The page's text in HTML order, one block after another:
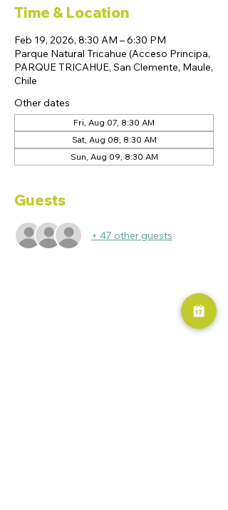
Time & Location
Feb 19, 2026, 8:30 AM – 6:30 PM
Parque Natural Tricahue (Acceso Principa,
PARQUE TRICAHUE, San Clemente, Maule,
Chile
Other dates
Fri, Aug 07, 8:30 AM
Sat, Aug 08, 8:30 AM
Sun, Aug 09, 8:30 AM
Guests
+ 47 other guests